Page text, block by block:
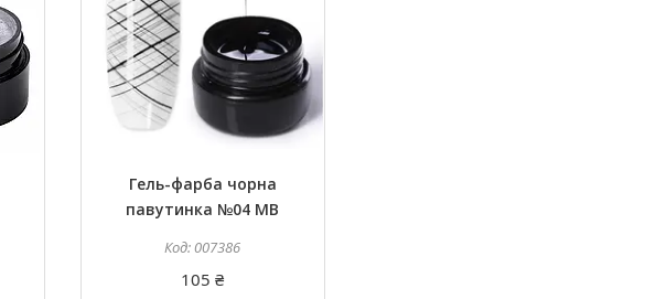
Гель-фарба чорна
павутинка №04 MB
007386
105 ₴